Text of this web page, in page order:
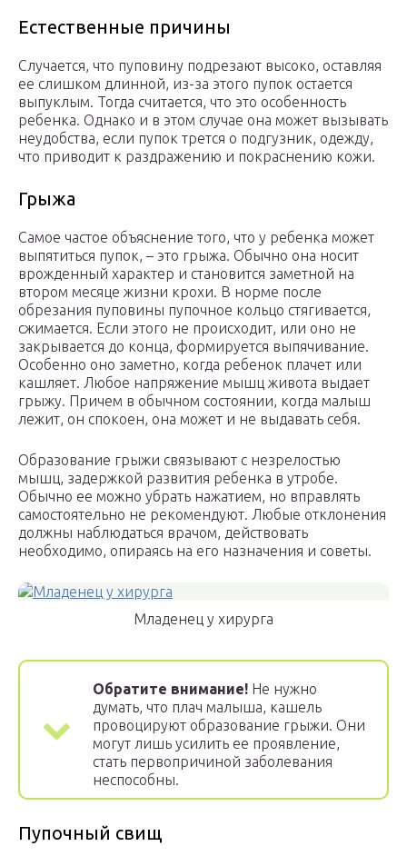
Естественные причины
Случается, что пуповину подрезают высоко, оставляя
ее слишком длинной, из-за этого пупок остается
выпуклым. Тогда считается, что это особенность
ребенка. Однако и в этом случае она может вызывать
неудобства, если пупок трется о подгузник, одежду,
что приводит к раздражению и покраснению кожи.
Грыжа
Самое частое объяснение того, что у ребенка может
выпятиться пупок, – это грыжа. Обычно она носит
врожденный характер и становится заметной на
втором месяце жизни крохи. В норме после
обрезания пуповины пупочное кольцо стягивается,
сжимается. Если этого не происходит, или оно не
закрывается до конца, формируется выпячивание.
Особенно оно заметно, когда ребенок плачет или
кашляет. Любое напряжение мышц живота выдает
грыжу. Причем в обычном состоянии, когда малыш
лежит, он спокоен, она может и не выдавать себя.
Образование грыжи связывают с незрелостью
мышц, задержкой развития ребенка в утробе.
Обычно ее можно убрать нажатием, но вправлять
самостоятельно не рекомендуют. Любые отклонения
должны наблюдаться врачом, действовать
необходимо, опираясь на его назначения и советы.
Младенец у хирурга
Обратите внимание! Не нужно
думать, что плач малыша, кашель
провоцируют образование грыжи. Они
могут лишь усилить ее проявление,
стать первопричиной заболевания
неспособны.
Пупочный свищ